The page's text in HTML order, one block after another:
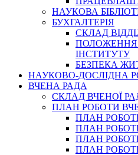
НАУКОВА
БУХГАЛТЕРІЯ
СКЛАД
ПОЛОЖЕННЯ
ІНСТИТУТУ
БЕЗПЕКА
НАУКОВО-ДОСЛІДНА
ВЧЕНА РАДА
СКЛАД ВЧЕНОЇ
ПЛАН РОБОТИ
ПЛАН
ПЛАН
ПЛАН
ПЛАН РОБОТИ